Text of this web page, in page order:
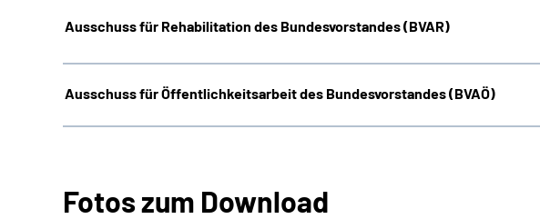
Ausschuss für Rehabilitation des Bundesvorstandes (BVAR)
Ausschuss für Öffentlichkeitsarbeit des Bundesvorstandes (BVAÖ)
Fotos zum Download